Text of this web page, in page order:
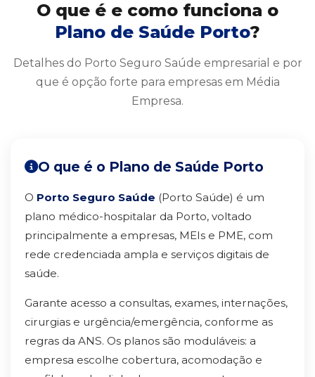
O que é e como funciona o
Plano de Saúde Porto?
Detalhes do Porto Seguro Saúde empresarial e por
que é opção forte para empresas em Média
Empresa.
O que é o Plano de Saúde Porto
O Porto Seguro Saúde (Porto Saúde) é um
plano médico-hospitalar da Porto, voltado
principalmente a empresas, MEIs e PME, com
rede credenciada ampla e serviços digitais de
saúde.
Garante acesso a consultas, exames, internações,
cirurgias e urgência/emergência, conforme as
regras da ANS. Os planos são moduláveis: a
empresa escolhe cobertura, acomodação e